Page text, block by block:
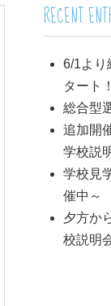
RECENT
6/1より
タート！
総合型
追加開
学校説
学校見
催中～
夕方か
校説明